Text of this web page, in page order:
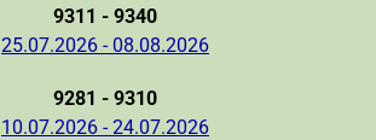
9311 - 9340
25.07.2026 - 08.08.2026
9281 - 9310
10.07.2026 - 24.07.2026